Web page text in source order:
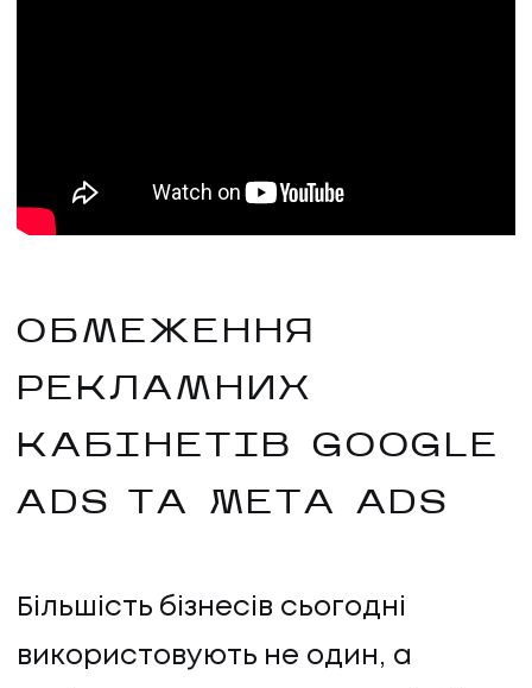
ОБМЕЖЕННЯ
РЕКЛАМНИХ
КАБІНЕТІВ GOOGLE
ADS ТА META ADS
Більшість бізнесів сьогодні
використовують не один, а